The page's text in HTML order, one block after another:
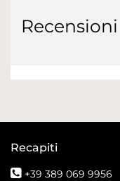
Recensioni
Recapiti
+39 389 069 9956